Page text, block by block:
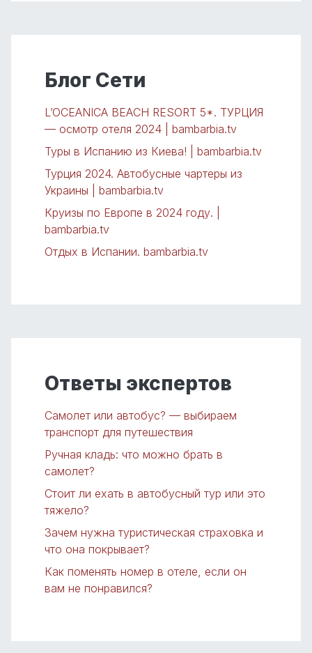
Блог Сети
L’OCEANICA BEACH RESORT 5*. ТУРЦИЯ
— осмотр отеля 2024 | bambarbia.tv
Туры в Испанию из Киева! | bambarbia.tv
Турция 2024. Автобусные чартеры из
Украины | bambarbia.tv
Круизы по Европе в 2024 году. |
bambarbia.tv
Отдых в Испании. bambarbia.tv
Ответы экспертов
Самолет или автобус? — выбираем
транспорт для путешествия
Ручная кладь: что можно брать в
самолет?
Стоит ли ехать в автобусный тур или это
тяжело?
Зачем нужна туристическая страховка и
что она покрывает?
Как поменять номер в отеле, если он
вам не понравился?